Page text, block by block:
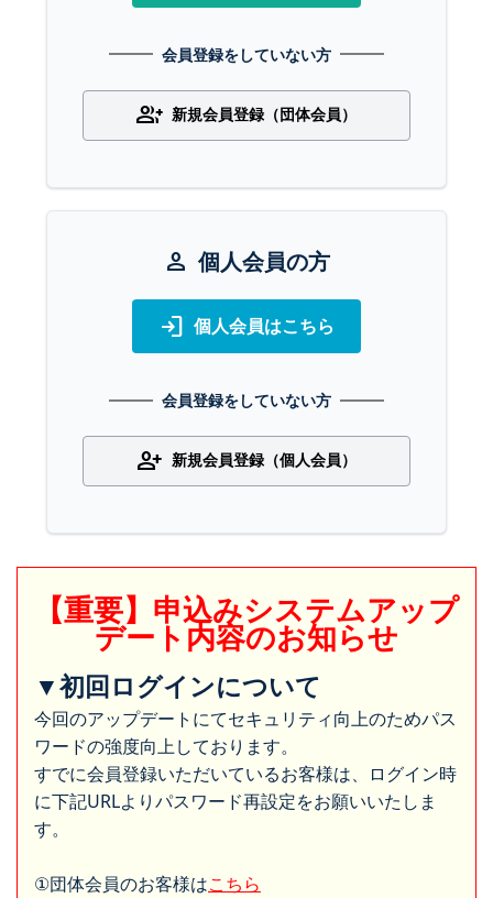
会員登録をしていない方
group_add 新規会員登録（団体会員）
person 個人会員の方
login 個人会員はこちら
会員登録をしていない方
person_add 新規会員登録（個人会員）
【重要】申込みシステムアップ
デート内容のお知らせ
▼初回ログインについて
今回のアップデートにてセキュリティ向上のためパス
ワードの強度向上しております。
すでに会員登録いただいているお客様は、ログイン時
に下記URLよりパスワード再設定をお願いいたしま
す。
①団体会員のお客様はこちら